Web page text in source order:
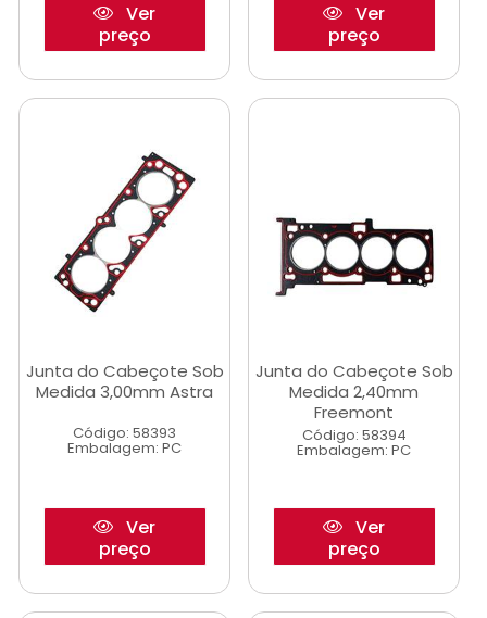
Ver
preço
Ver
preço
Junta do Cabeçote Sob
Medida 3,00mm Astra
Código: 58393
Embalagem: PC
Ver
preço
Junta do Cabeçote Sob
Medida 2,40mm
Freemont
Código: 58394
Embalagem: PC
Ver
preço